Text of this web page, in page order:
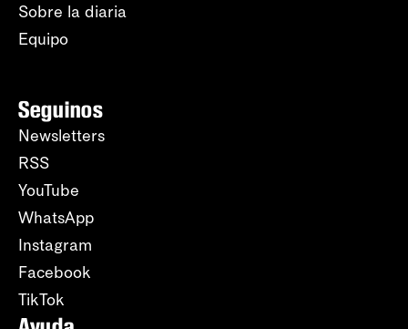
Sobre la diaria
Equipo
Seguinos
Newsletters
RSS
YouTube
WhatsApp
Instagram
Facebook
TikTok